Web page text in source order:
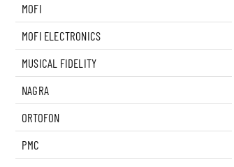
MOFI
MOFI ELECTRONICS
MUSICAL FIDELITY
NAGRA
ORTOFON
PMC